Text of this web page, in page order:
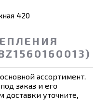
420
ассортимент.
заказ и его
доставки уточните,